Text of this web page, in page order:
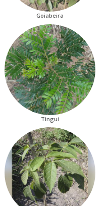
Goiabeira
Tingui